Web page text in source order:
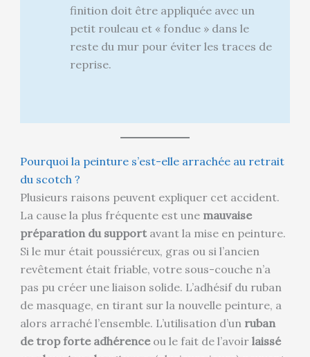
finition doit être appliquée avec un
petit rouleau et « fondue » dans le
reste du mur pour éviter les traces de
reprise.
Pourquoi la peinture s’est-elle arrachée au retrait
du scotch ?
Plusieurs raisons peuvent expliquer cet accident.
La cause la plus fréquente est une mauvaise
préparation du supportavant la mise en peinture.
Si le mur était poussiéreux, gras ou si l’ancien
revêtement était friable, votre sous-couche n’a
pas pu créer une liaison solide. L’adhésif du ruban
de masquage, en tirant sur la nouvelle peinture, a
alors arraché l’ensemble. L’utilisation d’un ruban
de trop forte adhérenceou le fait de l’avoir laissé